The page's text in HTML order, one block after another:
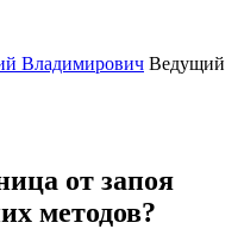
Владимирович Ведущий
от запоя
методов?